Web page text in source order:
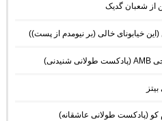
از شعبان گدیک
خیابونای خالی (بر نیومدم از پست))